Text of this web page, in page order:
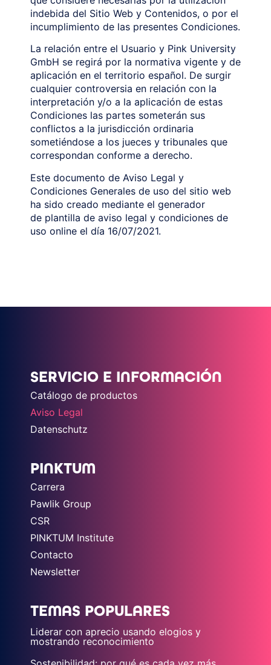
indebida del Sitio Web y Contenidos, o por el
incumplimiento de las presentes Condiciones.
La relación entre el Usuario y Pink University
GmbH se regirá por la normativa vigente y de
aplicación en el territorio español. De surgir
cualquier controversia en relación con la
interpretación y/o a la aplicación de estas
Condiciones las partes someterán sus
conflictos a la jurisdicción ordinaria
sometiéndose a los jueces y tribunales que
correspondan conforme a derecho.
Este documento de Aviso Legal y
Condiciones Generales de uso del sitio web
ha sido creado mediante el generador
de plantilla de aviso legal y condiciones de
uso online el día 16/07/2021.
SERVICIO E INFORMACIÓN
Catálogo de productos
Aviso Legal
Datenschutz
PINKTUM
Carrera
Pawlik Group
CSR
PINKTUM Institute
Contacto
Newsletter
TEMAS POPULARES
Liderar con aprecio usando elogios y
mostrando reconocimiento